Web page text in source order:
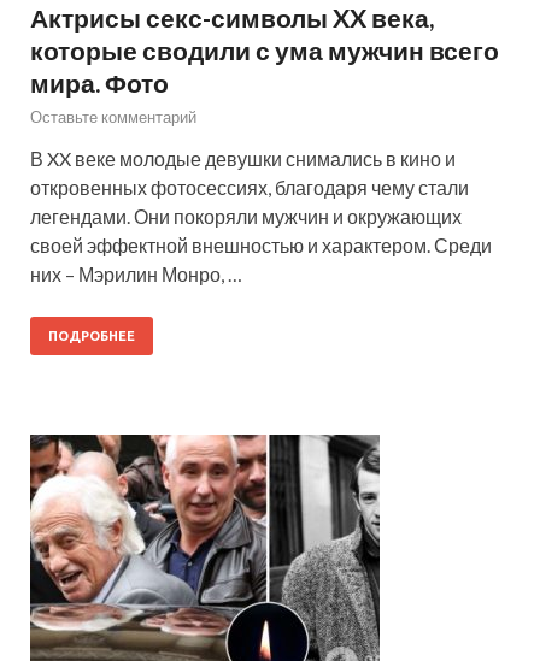
Актрисы секс-символы XX века,
которые сводили с ума мужчин всего
мира. Фото
Оставьте комментарий
В XX веке молодые девушки снимались в кино и
откровенных фотосессиях, благодаря чему стали
легендами. Они покоряли мужчин и окружающих
своей эффектной внешностью и характером. Среди
них – Мэрилин Монро, …
ПОДРОБНЕЕ